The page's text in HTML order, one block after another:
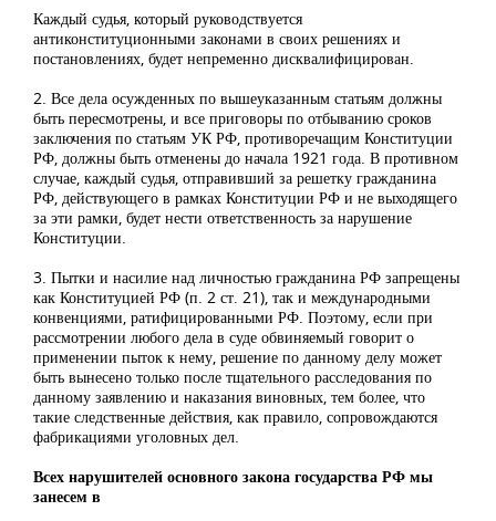
Каждый судья, который руководствуется
антиконституционными законами в своих решениях и
постановлениях, будет непременно дисквалифицирован.
2. Все дела осужденных по вышеуказанным статьям должны
быть пересмотрены, и все приговоры по отбыванию сроков
заключения по статьям УК РФ, противоречащим Конституции
РФ, должны быть отменены до начала 1921 года. В противном
случае, каждый судья, отправивший за решетку гражданина
РФ, действующего в рамках Конституции РФ и не выходящего
за эти рамки, будет нести ответственность за нарушение
Конституции.
3. Пытки и насилие над личностью гражданина РФ запрещены
как Конституцией РФ (п. 2 ст. 21), так и международными
конвенциями, ратифицированными РФ. Поэтому, если при
рассмотрении любого дела в суде обвиняемый говорит о
применении пыток к нему, решение по данному делу может
быть вынесено только после тщательного расследования по
данному заявлению и наказания виновных, тем более, что
такие следственные действия, как правило, сопровождаются
фабрикациями уголовных дел.
Всех нарушителей основного закона государства РФ мы
занесем в